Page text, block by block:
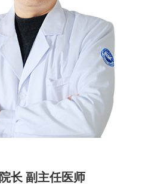
院长 副主任医师